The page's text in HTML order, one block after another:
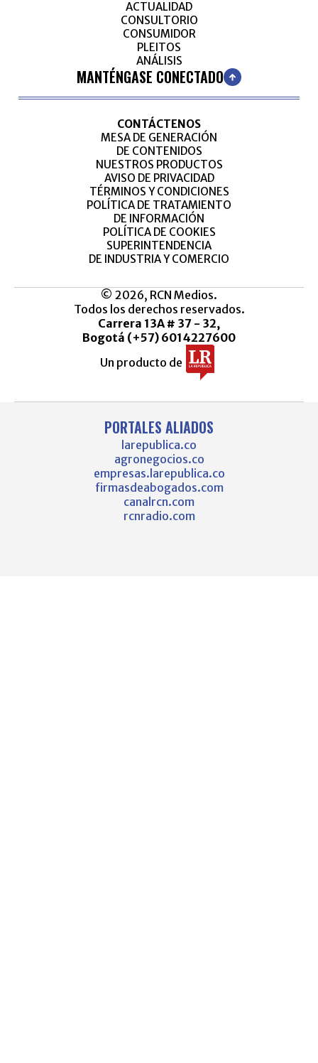
ACTUALIDAD
CONSULTORIO
CONSUMIDOR
PLEITOS
ANÁLISIS
MANTÉNGASE CONECTADO
CONTÁCTENOS
MESA DE GENERACIÓN
DE CONTENIDOS
NUESTROS PRODUCTOS
AVISO DE PRIVACIDAD
TÉRMINOS Y CONDICIONES
POLÍTICA DE TRATAMIENTO
DE INFORMACIÓN
POLÍTICA DE COOKIES
SUPERINTENDENCIA
DE INDUSTRIA Y COMERCIO
© 2026, RCN Medios.
Todos los derechos reservados.
Carrera 13A # 37 - 32,
Bogotá (+57) 6014227600
Un producto de
PORTALES ALIADOS
larepublica.co
agronegocios.co
empresas.larepublica.co
firmasdeabogados.com
canalrcn.com
rcnradio.com